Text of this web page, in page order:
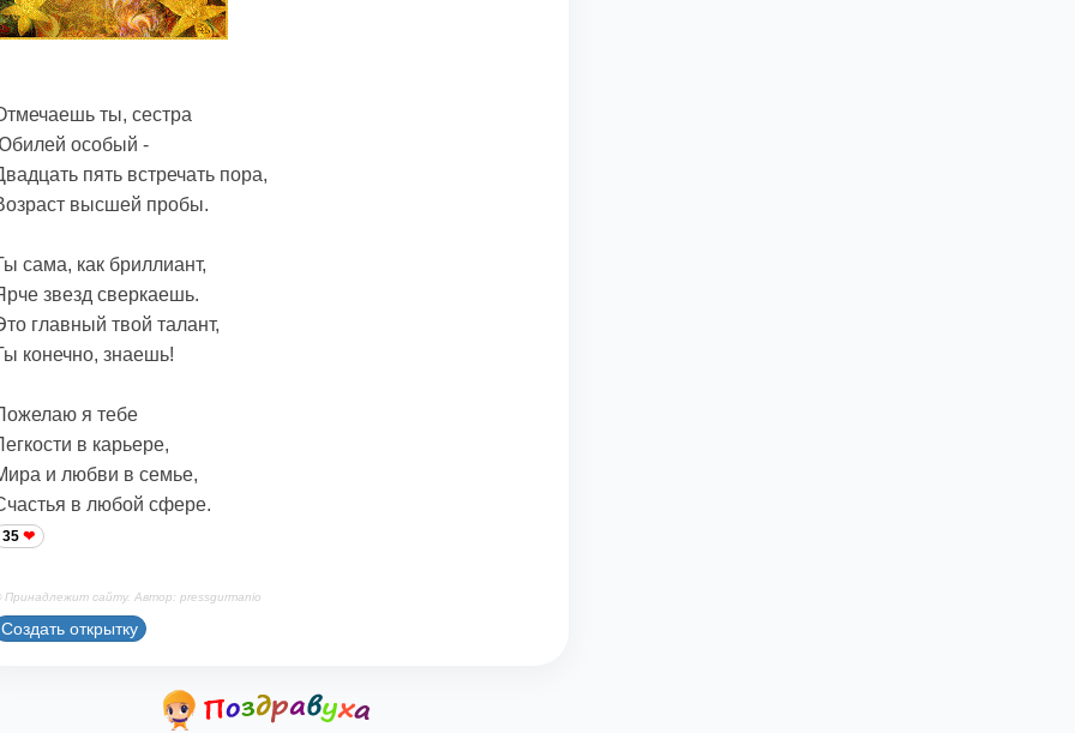
ты, сестра
особый -
пять встречать пора,
высшей пробы.
сама, как бриллиант,
звезд сверкаешь.
главный твой талант,
конечно, знаешь!
я тебе
в карьере,
и любви в семье,
в любой сфере.
35
Принадлежит сайту. Автор: pressgurmanio
Создать открытку